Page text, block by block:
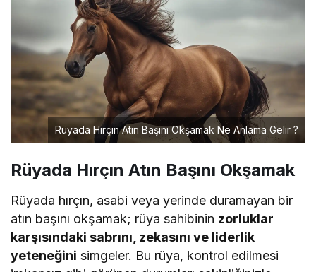
Rüyada Hırçın Atın Başını Okşamak Ne Anlama Gelir ?
Rüyada Hırçın Atın Başını Okşamak
Rüyada hırçın, asabi veya yerinde duramayan bir
atın başını okşamak; rüya sahibinin zorluklar
karşısındaki sabrını, zekasını ve liderlik
yeteneğini simgeler. Bu rüya, kontrol edilmesi